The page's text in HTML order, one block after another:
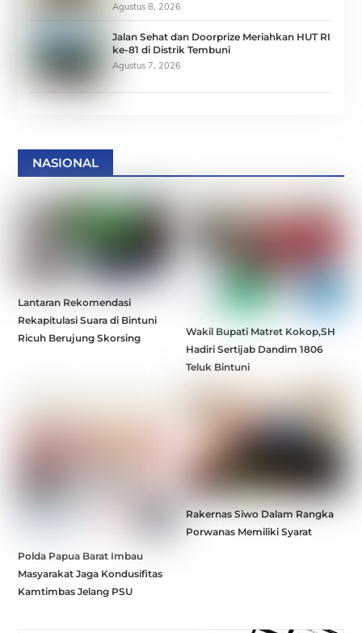
Agustus 8, 2026
Jalan Sehat dan Doorprize Meriahkan HUT RI
ke-81 di Distrik Tembuni
Agustus 7, 2026
NASIONAL
Lantaran Rekomendasi
Rekapitulasi Suara di Bintuni
Ricuh Berujung Skorsing
Wakil Bupati Matret Kokop,SH
Hadiri Sertijab Dandim 1806
Teluk Bintuni
Polda Papua Barat Imbau
Masyarakat Jaga Kondusifitas
Kamtimbas Jelang PSU
Rakernas Siwo Dalam Rangka
Porwanas Memiliki Syarat